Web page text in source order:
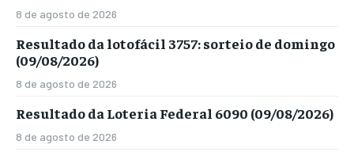
8 de agosto de 2026
Resultado da lotofácil 3757: sorteio de domingo
(09/08/2026)
8 de agosto de 2026
Resultado da Loteria Federal 6090 (09/08/2026)
8 de agosto de 2026